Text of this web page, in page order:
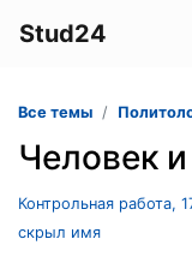
Stud24
Все темы
Человек
Контрольная работа,
скрыл имя